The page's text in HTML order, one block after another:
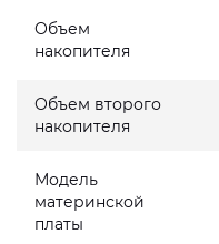
Объем
накопителя
Объем второго
накопителя
Модель
материнской
платы